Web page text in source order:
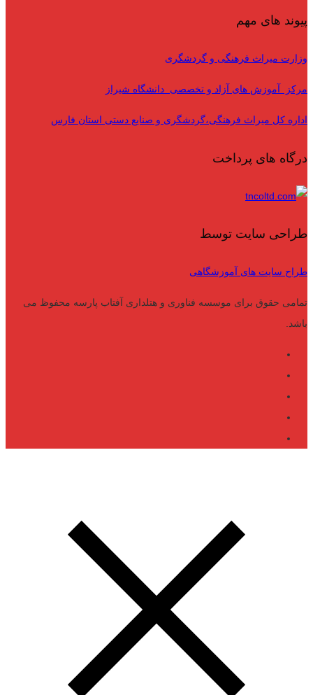
پیوند های مهم
وزارت میراث فرهنگی و گردشگری
مرکز آموزش های آزاد و تخصصی دانشگاه شیراز
اداره کل میراث فرهنگی،گردشگری و صنایع دستی استان فارس
درگاه های پرداخت
طراحی سایت توسط
طراح سایت های آموزشگاهی
تمامی حقوق برای موسسه فناوری و هتلداری آفتاب پارسه محفوظ می
باشد.